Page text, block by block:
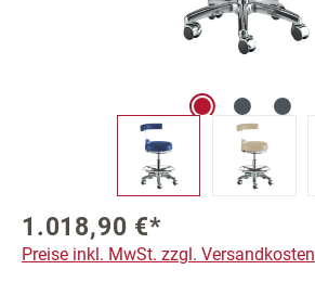
1.018,90 €*
Preise inkl. MwSt. zzgl. Versandkosten